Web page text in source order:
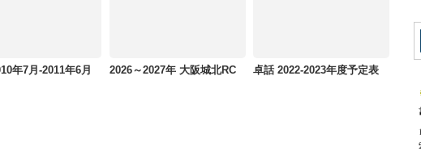
年7月-2011年6月 2026～2027年 大阪城北RC 卓話 2022-2023年度予定表